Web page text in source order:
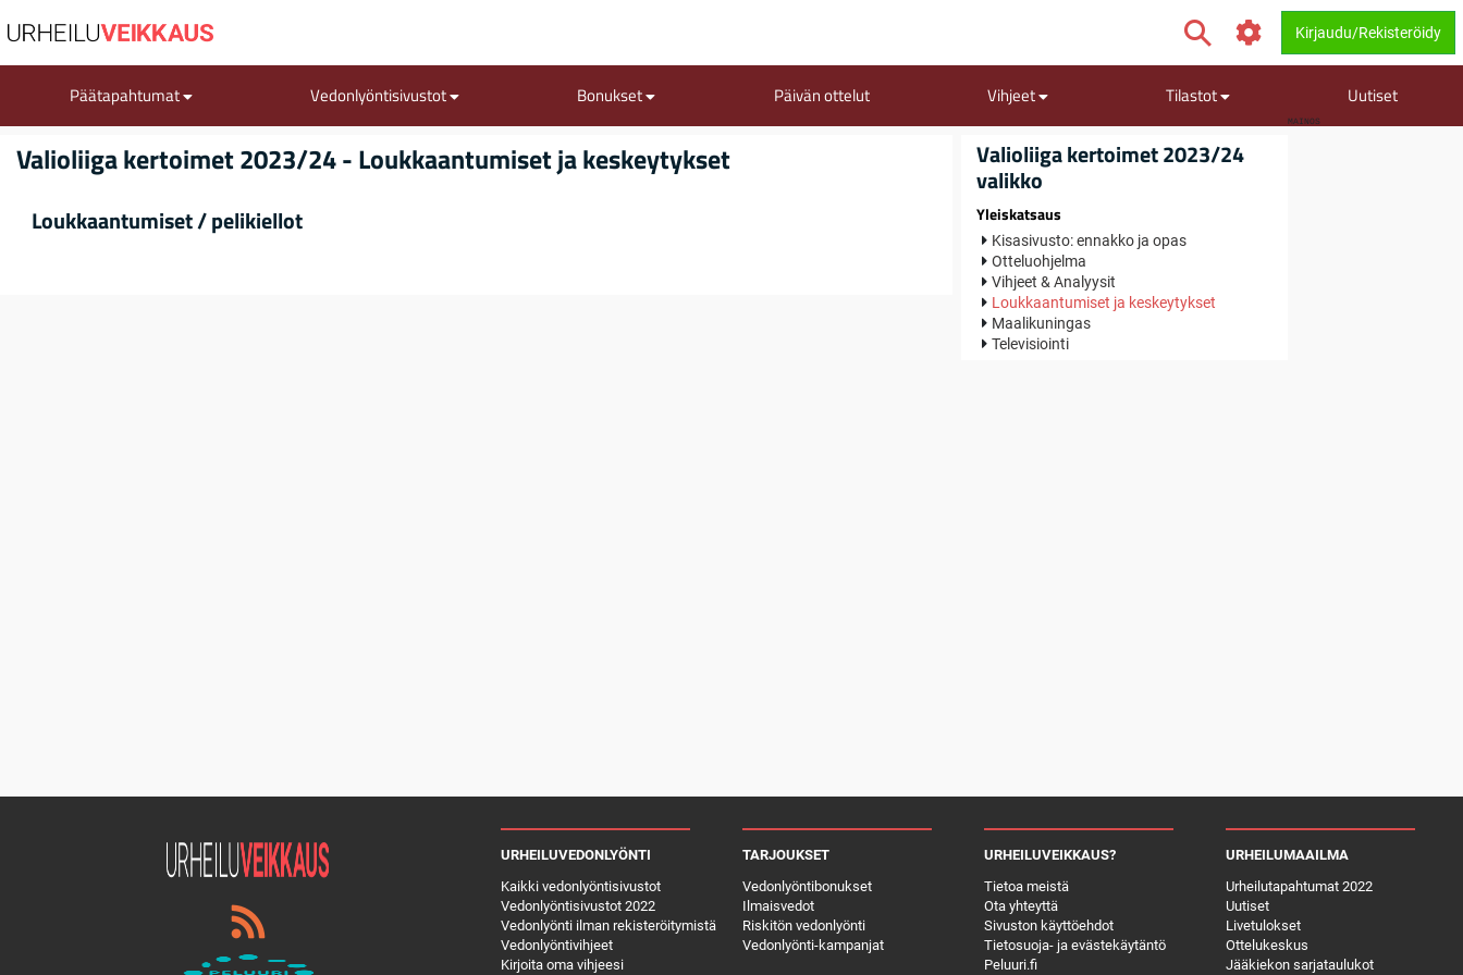
Kirjaudu/Rekisteröidy
Päätapahtumat Vedonlyöntisivustot Bonukset Päivän ottelut Vihjeet Tilastot Uutiset
MAINOS
Valioliiga kertoimet 2023/24 - Loukkaantumiset ja keskeytykset
Loukkaantumiset / pelikiellot
Valioliiga kertoimet 2023/24
valikko
Yleiskatsaus
Kisasivusto: ennakko ja opas
Otteluohjelma
Vihjeet & Analyysit
Loukkaantumiset ja keskeytykset
Maalikuningas
Televisiointi
URHEILUVEDONLYÖNTI
Kaikki vedonlyöntisivustot
Vedonlyöntisivustot 2022
Vedonlyönti ilman rekisteröitymistä
Vedonlyöntivihjeet
Kirjoita oma vihjeesi
TARJOUKSET
Vedonlyöntibonukset
Ilmaisvedot
Riskitön vedonlyönti
Vedonlyönti-kampanjat
URHEILUVEIKKAUS?
Tietoa meistä
Ota yhteyttä
Sivuston käyttöehdot
Tietosuoja- ja evästekäytäntö
Peluuri.fi
URHEILUMAAILMA
Urheilutapahtumat 2022
Uutiset
Livetulokset
Ottelukeskus
Jääkiekon sarjataulukot